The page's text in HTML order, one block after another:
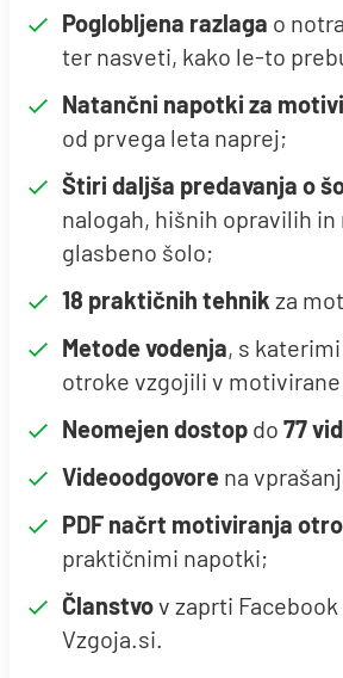
Poglobljena razlaga o
ter nasveti, kako le-to
Natančni napotki za
od prvega leta naprej;
Štiri daljša predavanja o
nalogah, hišnih opravilih
glasbeno šolo;
18 praktičnih tehnik za
Metode vodenja, s
otroke vzgojili v
Neomejen dostop do 77
Videoodgovore na
PDF načrt motiviranja
praktičnimi napotki;
Članstvov zaprti
Vzgoja.si.